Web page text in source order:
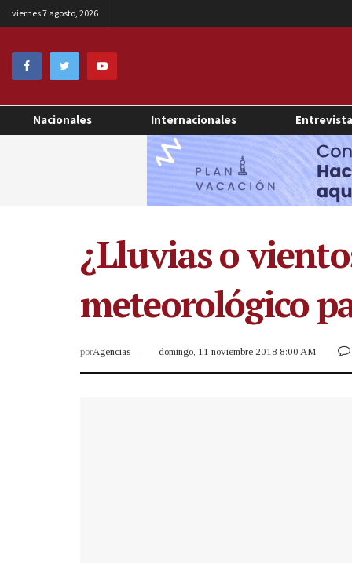
viernes 7 agosto, 2026
Nacionales Internacionales
¿Lluvias o
meteorológico
porAgencias domingo, 11 noviembre 2018 8:00 AM